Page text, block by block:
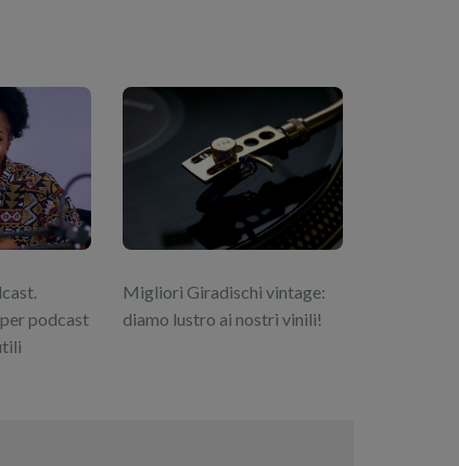
podcast
Migliori Giradischi vintage:
diamo lustro ai nostri vinili!